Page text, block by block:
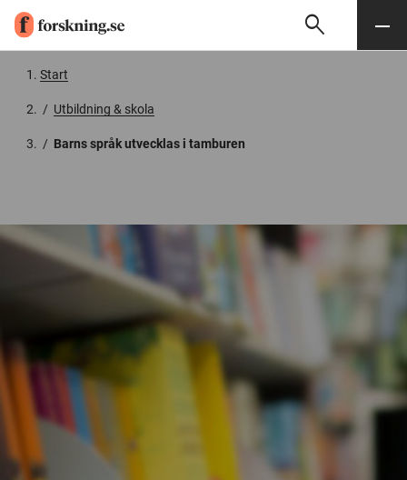
Söksearch Meny
Start
/ Utbildning & skola
/ Barns språk utvecklas i tamburen